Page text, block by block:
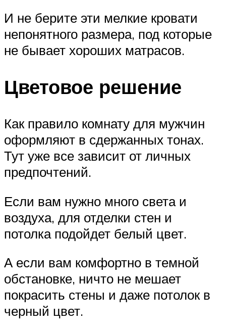
И не берите эти мелкие кровати
непонятного размера, под которые
не бывает хороших матрасов.
Цветовое решение
Как правило комнату для мужчин
оформляют в сдержанных тонах.
Тут уже все зависит от личных
предпочтений.
Если вам нужно много света и
воздуха, для отделки стен и
потолка подойдет белый цвет.
А если вам комфортно в темной
обстановке, ничто не мешает
покрасить стены и даже потолок в
черный цвет.